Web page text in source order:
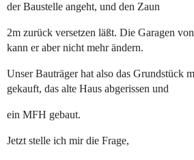
der Baustelle angeht, und den Zaun
2m zurück versetzen läßt. Die Garagen
kann er aber nicht mehr ändern.
Unser Bauträger hat also das Grundstück
gekauft, das alte Haus abgerissen und
ein MFH gebaut.
Jetzt stelle ich mir die Frage,